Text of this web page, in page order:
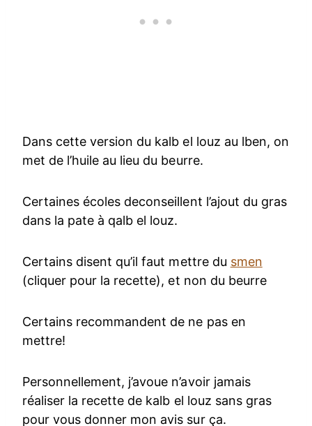
Dans cette version du kalb el louz au lben, on
met de l’huile au lieu du beurre.
Certaines écoles deconseillent l’ajout du gras
dans la pate à qalb el louz.
Certains disent qu’il faut mettre du smen
(cliquer pour la recette), et non du beurre
Certains recommandent de ne pas en
mettre!
Personnellement, j’avoue n’avoir jamais
réaliser la recette de kalb el louz sans gras
pour vous donner mon avis sur ça.